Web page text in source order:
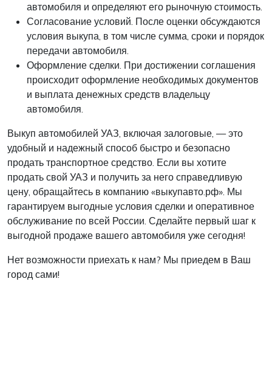
автомобиля и определяют его рыночную стоимость.
Согласование условий. После оценки обсуждаются
условия выкупа, в том числе сумма, сроки и порядок
передачи автомобиля.
Оформление сделки. При достижении соглашения
происходит оформление необходимых документов
и выплата денежных средств владельцу
автомобиля.
Выкуп автомобилей УАЗ, включая залоговые, — это
удобный и надежный способ быстро и безопасно
продать транспортное средство. Если вы хотите
продать свой УАЗ и получить за него справедливую
цену, обращайтесь в компанию «выкупавто.рф». Мы
гарантируем выгодные условия сделки и оперативное
обслуживание по всей России. Сделайте первый шаг к
выгодной продаже вашего автомобиля уже сегодня!
Нет возможности приехать к нам? Мы приедем в Ваш
город сами!